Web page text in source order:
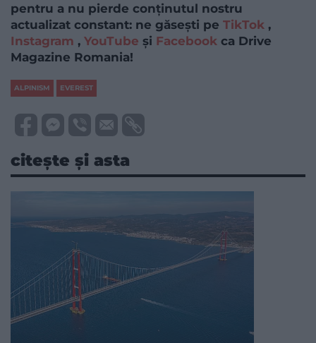
pentru a nu pierde conținutul nostru
actualizat constant: ne găsești pe TikTok ,
Instagram , YouTube și Facebook ca Drive
Magazine Romania!
ALPINISM EVEREST
citește și asta